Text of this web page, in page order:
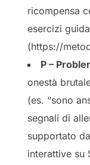
ricompensa
esercizi
(https://
P –
onestà
(es. “sono
segnali di
supportato
interattive su